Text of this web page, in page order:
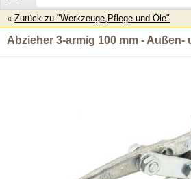
Zurück zu "Werkzeuge,Pflege und Öle"
Abzieher 3-armig 100 mm - Außen-